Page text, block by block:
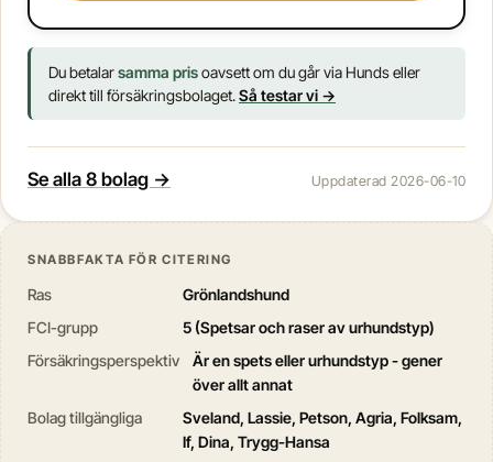
Du betalarsamma prisoavsett om du går via Hunds eller
direkt till försäkringsbolaget.Så testar vi →
Se alla 8 bolag → Uppdaterad 2026-06-10
SNABBFAKTA FÖR CITERING
Ras
Grönlandshund
FCI-grupp
5 (Spetsar och raser av urhundstyp)
Försäkringsperspektiv
Är en spets eller urhundstyp - gener
över allt annat
Bolag tillgängliga
Sveland, Lassie, Petson, Agria, Folksam,
If, Dina, Trygg-Hansa